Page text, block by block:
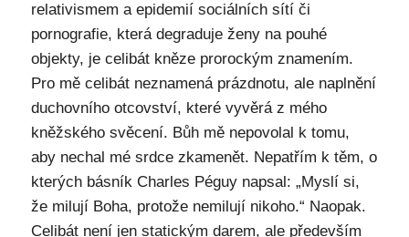
relativismem a epidemií sociálních sítí či
pornografie, která degraduje ženy na pouhé
objekty, je celibát kněze prorockým znamením.
Pro mě celibát neznamená prázdnotu, ale naplnění
duchovního otcovství, které vyvěrá z mého
kněžského svěcení. Bůh mě nepovolal k tomu,
aby nechal mé srdce zkamenět. Nepatřím k těm, o
kterých básník Charles Péguy napsal: „Myslí si,
že milují Boha, protože nemilují nikoho.“ Naopak.
Celibát není jen statickým darem, ale především